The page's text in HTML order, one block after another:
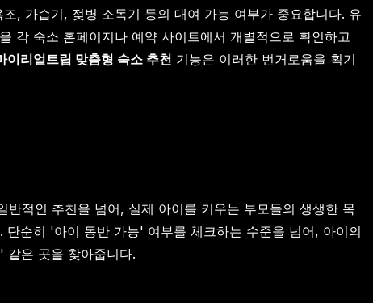
, 가습기, 젖병 소독기 등의 대여 가능 여부가 중요합니다. 유
각 숙소 홈페이지나 예약 사이트에서 개별적으로 확인하고
이리얼트립 맞춤형 숙소 추천 기능은 이러한 번거로움을 획기
적인 추천을 넘어, 실제 아이를 키우는 부모들의 생생한 목
단순히 '아이 동반 가능' 여부를 체크하는 수준을 넘어, 아이의
같은 곳을 찾아줍니다.